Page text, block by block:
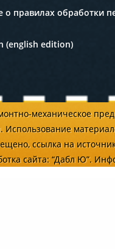
о правилах обработки
(english edition)
механическое
ссылка на
сайта: “Дабл Ю”.